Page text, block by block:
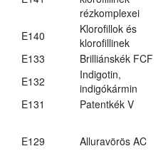
rézkomplexei
E140
Klorofillok és
klorofillinek
E133
Brilliánskék FCF
E132
Indigotin,
indigókármin
E131
Patentkék V
E129 Alluravörös AC